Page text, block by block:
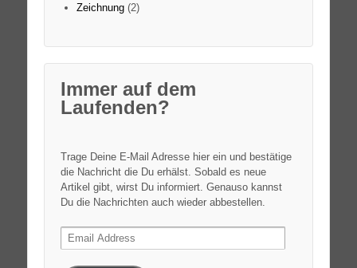
Zeichnung(2)
Immer auf dem
Laufenden?
Trage Deine E-Mail Adresse hier ein und bestätige
die Nachricht die Du erhälst. Sobald es neue
Artikel gibt, wirst Du informiert. Genauso kannst
Du die Nachrichten auch wieder abbestellen.
Email
Address